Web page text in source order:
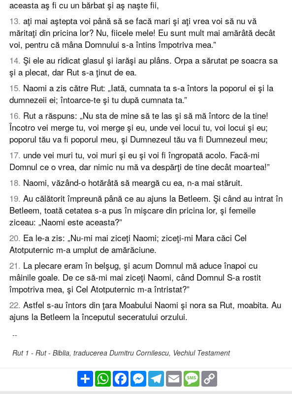
aceasta aş fi cu un bărbat şi aş naşte fii,
13. aţi mai aştepta voi până să se facă mari şi aţi vrea voi să nu vă
măritaţi din pricina lor? Nu, fiicele mele! Eu sunt mult mai amărâtă decât
voi, pentru că mâna Domnului s-a întins împotriva mea.”
14. Şi ele au ridicat glasul şi iarăşi au plâns. Orpa a sărutat pe soacra sa
şi a plecat, dar Rut s-a ţinut de ea.
15. Naomi a zis către Rut: „Iată, cumnata ta s-a întors la poporul ei şi la
dumnezeii ei; întoarce-te şi tu după cumnata ta.”
16. Rut a răspuns: „Nu sta de mine să te las şi să mă întorc de la tine!
Încotro vei merge tu, voi merge şi eu, unde vei locui tu, voi locui şi eu;
poporul tău va fi poporul meu, şi Dumnezeul tău va fi Dumnezeul meu;
17. unde vei muri tu, voi muri şi eu şi voi fi îngropată acolo. Facă-mi
Domnul ce o vrea, dar nimic nu mă va despărţi de tine decât moartea!”
18. Naomi, văzând-o hotărâtă să meargă cu ea, n-a mai stăruit.
19. Au călătorit împreună până ce au ajuns la Betleem. Şi când au intrat în
Betleem, toată cetatea s-a pus în mişcare din pricina lor, şi femeile
ziceau: „Naomi este aceasta?”
20. Ea le-a zis: „Nu-mi mai ziceţi Naomi; ziceţi-mi Mara căci Cel
Atotputernic m-a umplut de amărăciune.
21. La plecare eram în belşug, şi acum Domnul mă aduce înapoi cu
mâinile goale. De ce să-mi mai ziceţi Naomi, când Domnul S-a rostit
împotriva mea, şi Cel Atotputernic m-a întristat?”
22. Astfel s-au întors din ţara Moabului Naomi şi nora sa Rut, moabita. Au
ajuns la Betleem la începutul seceratului orzului.
--
Rut 1 - Rut - Biblia, traducerea Dumitru Cornilescu, Vechiul Testament
PartajareWhatsAppFacebookMessengerTelegram
EmailMessageCopy
Link